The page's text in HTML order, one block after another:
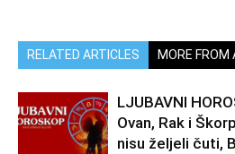
RELATED ARTICLES MORE FROM
LJUBAVNI
Ovan, Rak i
nisu željeli čuti,